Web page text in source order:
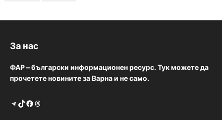
За нас
ФАР – български информационен ресурс. Тук можете да
прочетете новините за Варна и не само.
Telegram TikTok Facebook Threads